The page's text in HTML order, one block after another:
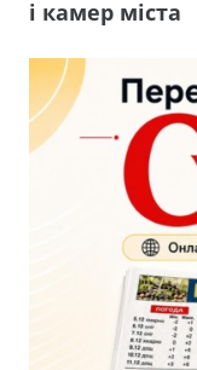
і камер міста